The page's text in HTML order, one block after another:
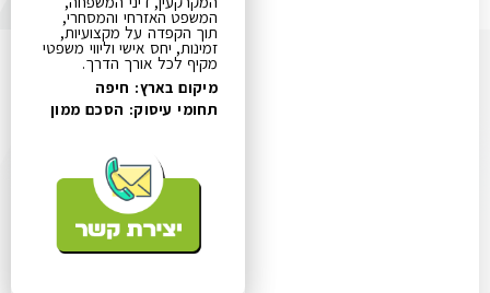
המשפט האזרחי והמסחרי,
תוך הקפדה על מקצועיות,
זמינות, יחס אישי וליווי משפטי
מקיף לכל אורך הדרך.
מיקום בארץ: חיפה
תחומי עיסוק: הסכם ממון